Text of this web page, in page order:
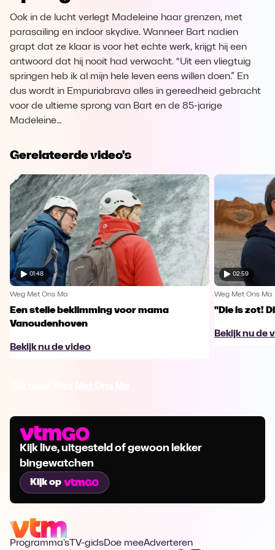
Ook in de lucht verlegt Madeleine haar grenzen, met
parasailing en indoor skydive. Wanneer Bart nadien
grapt dat ze klaar is voor het echte werk, krijgt hij een
antwoord dat hij nooit had verwacht. “Uit een vliegtuig
springen heb ik al mijn hele leven eens willen doen.” En
dus wordt in Empuriabrava alles in gereedheid gebracht
voor de ultieme sprong van Bart en de 85-jarige
Madeleine…
Gerelateerde video's
01:48
Weg Met Ons Ma
Een steile beklimming voor mama
Vanoudenhoven
Bekijk nu de video
02:59
Weg Met Ons Ma
"Die is zot!
Bekijk nu de
Kijk live, uitgesteld of gewoon lekker
bingewatchen
Kijk op
Programma's TV-gidsDoe meeAdverteren